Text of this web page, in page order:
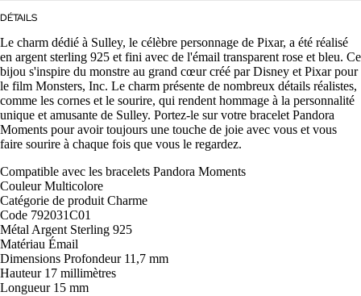
DÉTAILS
Le charm dédié à Sulley, le célèbre personnage de Pixar, a été réalisé
en argent sterling 925 et fini avec de l'émail transparent rose et bleu. Ce
bijou s'inspire du monstre au grand cœur créé par Disney et Pixar pour
le film Monsters, Inc. Le charm présente de nombreux détails réalistes,
comme les cornes et le sourire, qui rendent hommage à la personnalité
unique et amusante de Sulley. Portez-le sur votre bracelet Pandora
Moments pour avoir toujours une touche de joie avec vous et vous
faire sourire à chaque fois que vous le regardez.
Compatible avec les bracelets Pandora Moments
Couleur Multicolore
Catégorie de produit Charme
Code 792031C01
Métal Argent Sterling 925
Matériau Émail
Dimensions Profondeur 11,7 mm
Hauteur 17 millimètres
Longueur 15 mm